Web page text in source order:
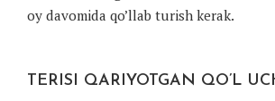
oy davomida qo’llab turish kerak.
TERISI QARIYOTGAN QO’L